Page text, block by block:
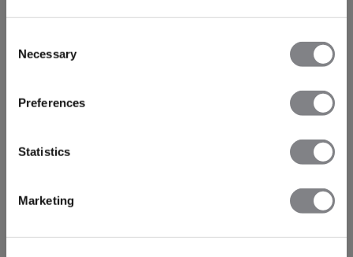
Selection
Necessary
Preferences
Statistics
Marketing